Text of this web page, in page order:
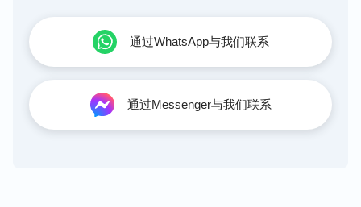
得着了赦免之后，神又重返肉身带领人进入新的时
代，开始了刑罚审判的工作，这工作将人类带入了更
高的境界。凡是顺服在他权下的人将享受更高的真
理，得着更大的祝福，真正活在了光中，得着了真
理、道路、生命。”
通过WhatsApp与我们联系
通过Messenger与我们联系